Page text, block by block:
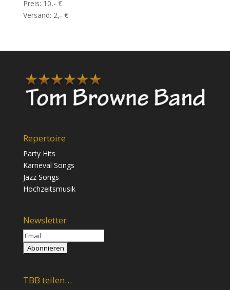
Preis: 10,- €
Versand: 2,- €
Repertoire
Party Hits
Karneval Songs
Jazz Songs
Hochzeitsmusik
Newsletter
TBB teilen…